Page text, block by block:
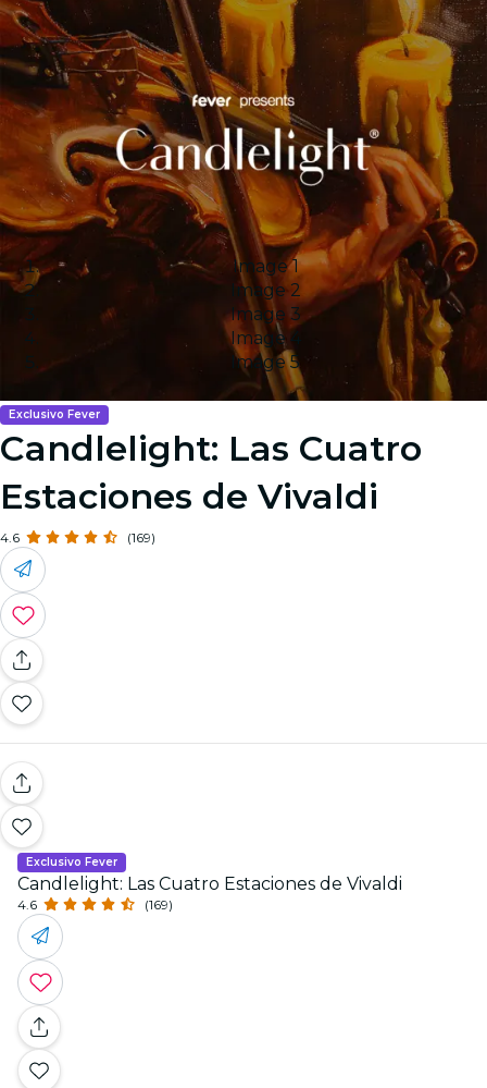
Image 1
Image 2
Image 3
Image 4
Image 5
Exclusivo Fever
Candlelight: Las Cuatro
Estaciones de Vivaldi
4.6 (169)
Exclusivo Fever
Candlelight: Las Cuatro Estaciones de Vivaldi
4.6 (169)